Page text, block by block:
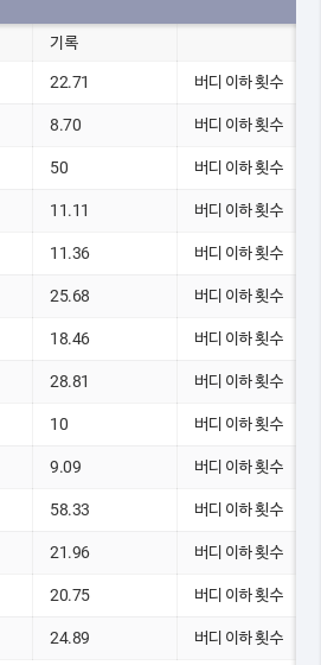
기록
22.71 버디 이하 횟수
8.70 버디 이하 횟수
50 버디 이하 횟수
11.11 버디 이하 횟수
11.36 버디 이하 횟수
25.68 버디 이하 횟수
18.46 버디 이하 횟수
28.81 버디 이하 횟수
10 버디 이하 횟수
9.09 버디 이하 횟수
58.33 버디 이하 횟수
21.96 버디 이하 횟수
20.75 버디 이하 횟수
24.89 버디 이하 횟수